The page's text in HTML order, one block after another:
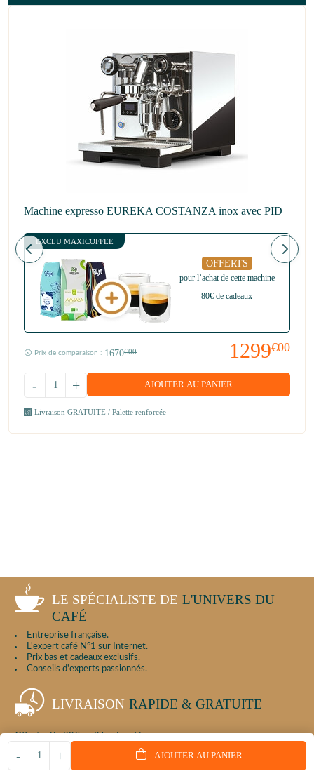
+
- AJOUTER AU PANIER
Machine expresso EUREKA COSTANZA inox avec PID
EXCLU MAXICOFFEE
OFFERTS
pour l’achat de cette machine
80€ de cadeaux
1299€00
Prix de comparaison : 1670€00
+
- AJOUTER AU PANIER
Livraison GRATUITE / Palette renforcée
LE SPÉCIALISTE DE L'UNIVERS DU
CAFÉ
Entreprise française.
L'expert café N°1 sur Internet.
Prix bas et cadeaux exclusifs.
Conseils d'experts passionnés.
LIVRAISON RAPIDE & GRATUITE
Offerte dès 39€ ou 2 kg de café
ou 100 dosettes ou 100 capsules.